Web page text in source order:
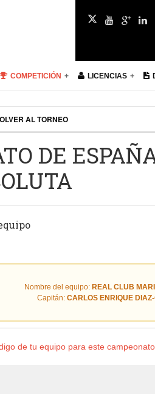
COMPETICIÓN LICENCIAS
AL TORNEO
DE
Nombre del equipo: REAL CLUB
Capitán: CARLOS ENRIQUE
de tu equipo para este campeonato